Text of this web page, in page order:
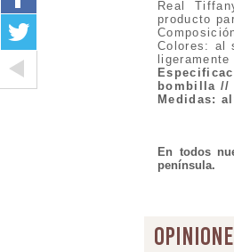
Real
producto
Colores: al
bombilla //
Medidas:
En todos
península.